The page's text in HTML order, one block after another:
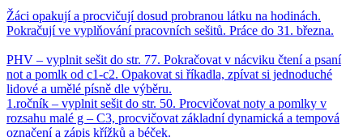
Žáci opakují a procvičují dosud probranou látku na hodinách.
Pokračují ve vyplňování pracovních sešitů. Práce do 31. března.
PHV – vyplnit sešit do str. 77. Pokračovat v nácviku čtení a psaní
not a pomlk od c1-c2. Opakovat si říkadla, zpívat si jednoduché
lidové a umělé písně dle výběru.
1.ročník – vyplnit sešit do str. 50. Procvičovat noty a pomlky v
rozsahu malé g – C3, procvičovat základní dynamická a tempová
označení a zápis křížků a béček.